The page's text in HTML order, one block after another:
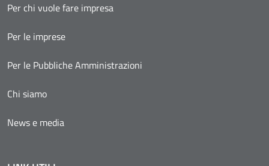
Per chi vuole fare impresa
Per le imprese
Per le Pubbliche Amministrazioni
Chi siamo
News e media